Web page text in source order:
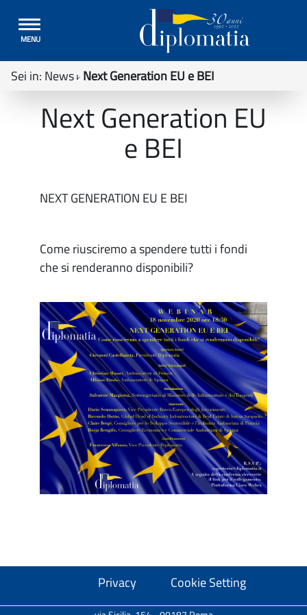
Toggle
navigation
MENU
Sei in: News Next Generation EU e BEI
Next Generation EU
e BEI
NEXT GENERATION EU E BEI
Come riusciremo a spendere tutti i fondi
che si renderanno disponibili?
Privacy Cookie Setting